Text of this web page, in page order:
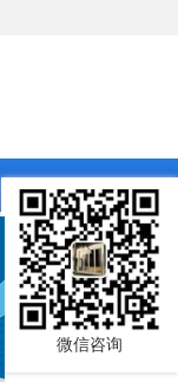
微信咨询